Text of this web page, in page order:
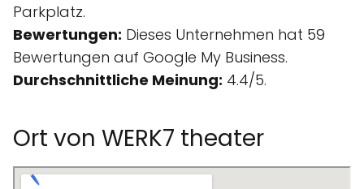
Parkplatz.
Bewertungen: Dieses Unternehmen hat 59
Bewertungen auf Google My Business.
Durchschnittliche Meinung: 4.4/5.
Ort von WERK7 theater